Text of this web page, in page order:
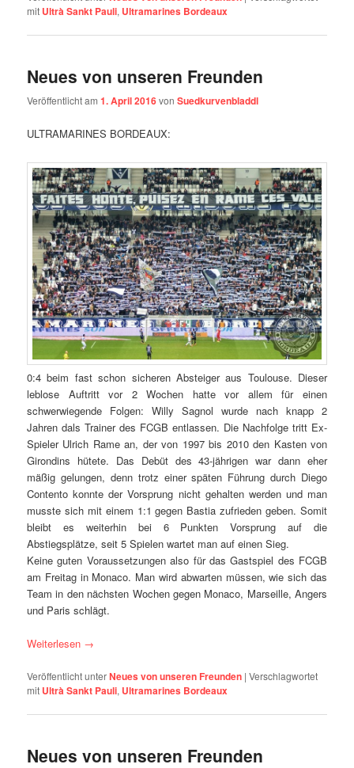
mit Ultrà Sankt Pauli, Ultramarines Bordeaux
Neues von unseren Freunden
Veröffentlicht am1. April 2016vonSuedkurvenbladdl
ULTRAMARINES BORDEAUX:
0:4 beim fast schon sicheren Absteiger aus Toulouse. Dieser
leblose Auftritt vor 2 Wochen hatte vor allem für einen
schwerwiegende Folgen: Willy Sagnol wurde nach knapp 2
Jahren dals Trainer des FCGB entlassen. Die Nachfolge tritt Ex-
Spieler Ulrich Rame an, der von 1997 bis 2010 den Kasten von
Girondins hütete. Das Debüt des 43-jährigen war dann eher
mäßig gelungen, denn trotz einer späten Führung durch Diego
Contento konnte der Vorsprung nicht gehalten werden und man
musste sich mit einem 1:1 gegen Bastia zufrieden geben. Somit
bleibt es weiterhin bei 6 Punkten Vorsprung auf die
Abstiegsplätze, seit 5 Spielen wartet man auf einen Sieg.
Keine guten Voraussetzungen also für das Gastspiel des FCGB
am Freitag in Monaco. Man wird abwarten müssen, wie sich das
Team in den nächsten Wochen gegen Monaco, Marseille, Angers
und Paris schlägt.
Weiterlesen →
Veröffentlicht unterNeues von unseren Freunden |Verschlagwortet
mit Ultrà Sankt Pauli, Ultramarines Bordeaux
Neues von unseren Freunden